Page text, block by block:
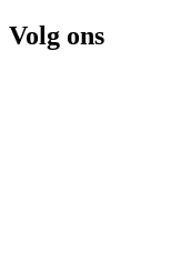
Volg ons